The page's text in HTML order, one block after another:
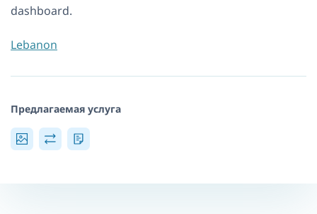
dashboard.
Lebanon
Предлагаемая услуга